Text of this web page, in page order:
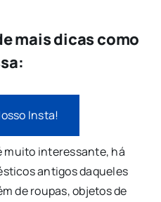
mais dicas como
Insta!
muito interessante, há
antigos daqueles
de roupas, objetos de